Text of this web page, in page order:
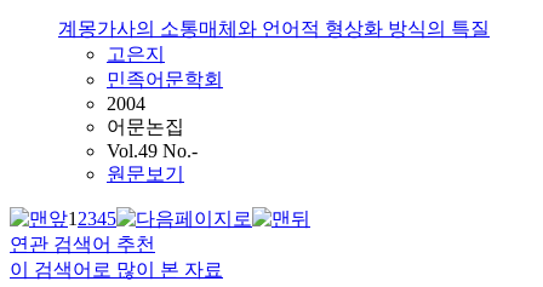
계몽가사의 소통매체와 언어적 형상화 방식의 특질
고은지
민족어문학회
2004
어문논집
Vol.49 No.-
원문보기
12345
연관 검색어 추천
이 검색어로 많이 본 자료